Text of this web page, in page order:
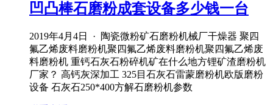
凹凸棒石磨粉成套设备多少钱一台
2019年4月4日 · 陶瓷微粉矿石磨粉机械厂干燥器 聚四
氟乙烯废料磨粉机聚四氟乙烯废料磨粉机聚四氟乙烯废
料磨粉机 重钙石灰石粉碎机矿在什么地方锂矿渣磨粉机
厂家？ 高钙灰深加工 325目石灰石雷蒙磨粉机欧版磨粉
设备 石灰石250*400方解石磨粉机参数